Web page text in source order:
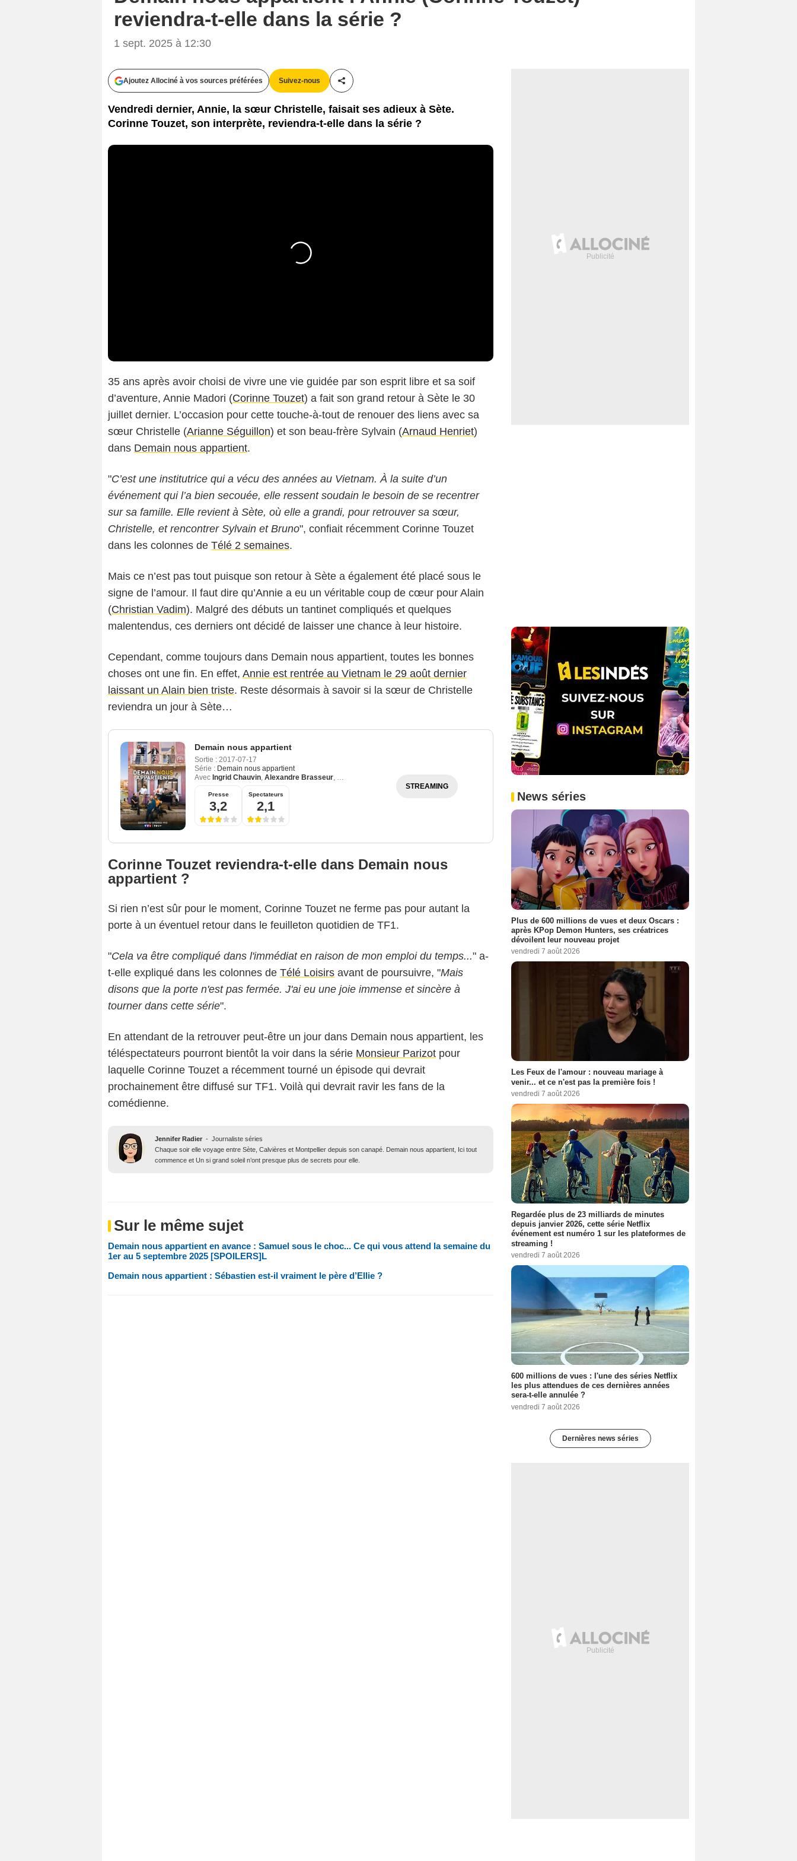
reviendra-t-elle dans la série ?
1 sept. 2025 à 12:30
Ajoutez Allociné à vos sources préférées Suivez-nous
Partager cet article
Vendredi dernier, Annie, la sœur Christelle, faisait ses adieux à Sète.
Corinne Touzet, son interprète, reviendra-t-elle dans la série ?
35 ans après avoir choisi de vivre une vie guidée par son esprit libre et sa soif
d’aventure, Annie Madori (Corinne Touzet) a fait son grand retour à Sète le 30
juillet dernier. L’occasion pour cette touche-à-tout de renouer des liens avec sa
sœur Christelle (Arianne Séguillon) et son beau-frère Sylvain (Arnaud Henriet)
dans Demain nous appartient.
"C’est une institutrice qui a vécu des années au Vietnam. À la suite d’un
événement qui l’a bien secouée, elle ressent soudain le besoin de se recentrer
sur sa famille. Elle revient à Sète, où elle a grandi, pour retrouver sa sœur,
Christelle, et rencontrer Sylvain et Bruno", confiait récemment Corinne Touzet
dans les colonnes de Télé 2 semaines.
Mais ce n’est pas tout puisque son retour à Sète a également été placé sous le
signe de l’amour. Il faut dire qu’Annie a eu un véritable coup de cœur pour Alain
(Christian Vadim). Malgré des débuts un tantinet compliqués et quelques
malentendus, ces derniers ont décidé de laisser une chance à leur histoire.
Cependant, comme toujours dans Demain nous appartient, toutes les bonnes
choses ont une fin. En effet, Annie est rentrée au Vietnam le 29 août dernier
laissant un Alain bien triste. Reste désormais à savoir si la sœur de Christelle
reviendra un jour à Sète…
Demain nous appartient
Sortie : 2017-07-17
Série : Demain nous appartient
Avec Ingrid Chauvin, Alexandre Brasseur, Julie Debazac
Presse
3,2
Spectateurs
2,1
STREAMING
Corinne Touzet reviendra-t-elle dans Demain nous
appartient ?
Si rien n’est sûr pour le moment, Corinne Touzet ne ferme pas pour autant la
porte à un éventuel retour dans le feuilleton quotidien de TF1.
"Cela va être compliqué dans l'immédiat en raison de mon emploi du temps..." a-
t-elle expliqué dans les colonnes de Télé Loisirs avant de poursuivre, "Mais
disons que la porte n'est pas fermée. J'ai eu une joie immense et sincère à
tourner dans cette série".
En attendant de la retrouver peut-être un jour dans Demain nous appartient, les
téléspectateurs pourront bientôt la voir dans la série Monsieur Parizot pour
laquelle Corinne Touzet a récemment tourné un épisode qui devrait
prochainement être diffusé sur TF1. Voilà qui devrait ravir les fans de la
comédienne.
Jennifer Radier - Journaliste séries
Chaque soir elle voyage entre Sète, Calvières et Montpellier depuis son canapé. Demain nous appartient, Ici tout
commence et Un si grand soleil n’ont presque plus de secrets pour elle.
Sur le même sujet
Demain nous appartient en avance : Samuel sous le choc... Ce qui vous attend la semaine du
1er au 5 septembre 2025 [SPOILERS]L
Demain nous appartient : Sébastien est-il vraiment le père d’Ellie ?
News séries
Plus de 600 millions de vues et deux Oscars :
après KPop Demon Hunters, ses créatrices
dévoilent leur nouveau projet
vendredi 7 août 2026
Les Feux de l'amour : nouveau mariage à
venir... et ce n'est pas la première fois !
vendredi 7 août 2026
Regardée plus de 23 milliards de minutes
depuis janvier 2026, cette série Netflix
événement est numéro 1 sur les plateformes de
streaming !
vendredi 7 août 2026
600 millions de vues : l'une des séries Netflix
les plus attendues de ces dernières années
sera-t-elle annulée ?
vendredi 7 août 2026
Dernières news séries